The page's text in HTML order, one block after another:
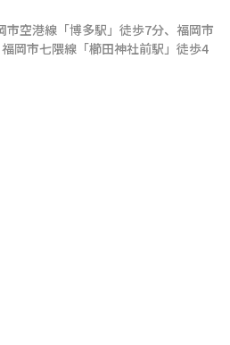
市空港線 「博多駅 」 徒歩7分、 福岡市
福岡市七隈線 「櫛田神社前駅 」 徒歩4